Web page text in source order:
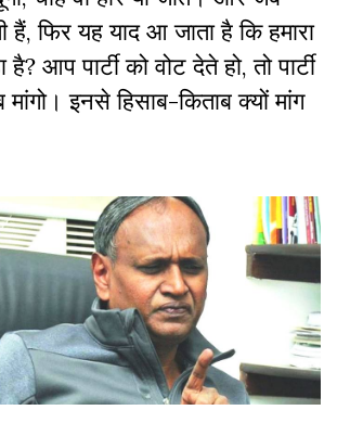
हैं, फिर यह याद आ जाता है कि हमारा
आप पार्टी को वोट देते हो, तो पार्टी
इनसे हिसाब-किताब क्यों मांग